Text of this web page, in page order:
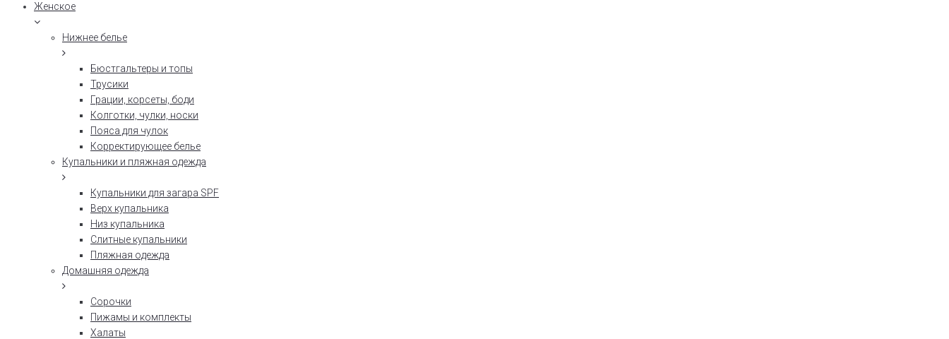
Женское
Нижнее белье
Бюстгальтеры и топы
Трусики
Грации, корсеты, боди
Колготки, чулки, носки
Пояса для чулок
Корректирующее белье
Купальники и пляжная одежда
Купальники для загара SPF
Верх купальника
Низ купальника
Слитные купальники
Пляжная одежда
Домашняя одежда
Сорочки
Пижамы и комплекты
Халаты